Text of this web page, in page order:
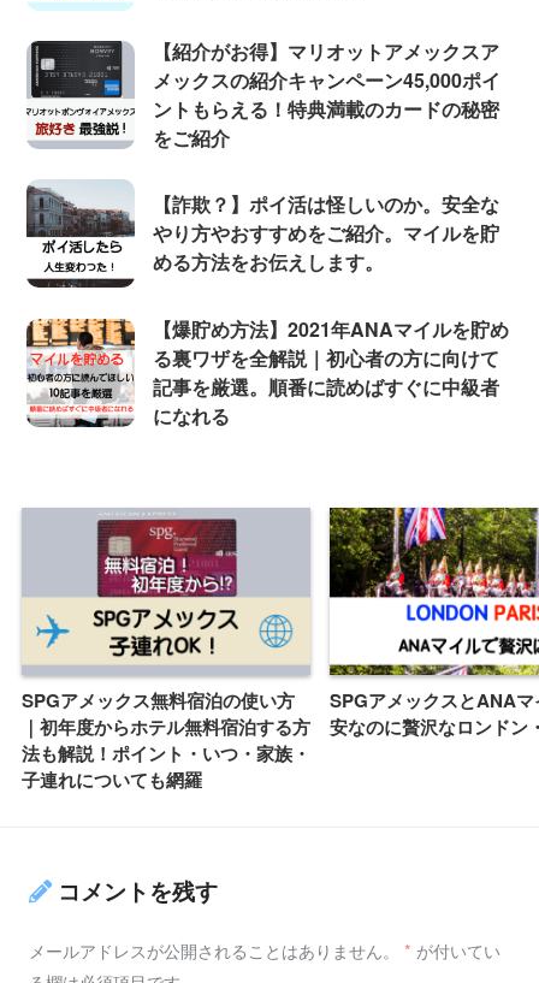
【紹介がお得】マリオットアメックスア
メックスの紹介キャンペーン45,000ポイ
ントもらえる！特典満載のカードの秘密
をご紹介
【詐欺？】ポイ活は怪しいのか。安全な
やり方やおすすめをご紹介。マイルを貯
める方法をお伝えします。
【爆貯め方法】2021年ANAマイルを貯め
る裏ワザを全解説｜初心者の方に向けて
記事を厳選。順番に読めばすぐに中級者
になれる
SPGアメックス無料宿泊の使い方
｜初年度からホテル無料宿泊する方
法も解説！ポイント・いつ・家族・
子連れについても網羅
SPGアメックスとANA
安なのに贅沢なロンドン
コメントを残す
メールアドレスが公開されることはありません。 * が付いてい